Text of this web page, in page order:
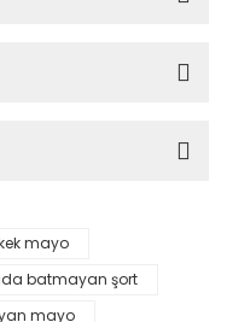
mayo
batmayan şort
mayo